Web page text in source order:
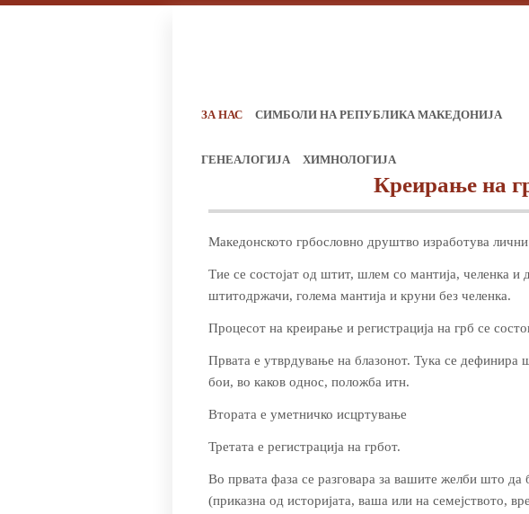
ЗА НАС СИМБОЛИ НА РЕПУБЛИКА МАКЕДОНИЈА
ГЕНЕАЛОГИЈА ХИМНОЛОГИЈА
Креирање на
Македонското грбословно друштво изработува
Тие се состојат од штит, шлем со мантија, челенка и
штитодржачи, голема мантија и круни без челенка.
Процесот на креирање и регистрација на грб се
Првата е утврдување на блазонот. Тука се дефинира
бои, во каков однос, положба итн.
Втората е уметничко исцртување
Третата е регистрација на грбот.
Во првата фаза се разговара за вашите желби што да
(приказна од историјата, ваша или на семејството,